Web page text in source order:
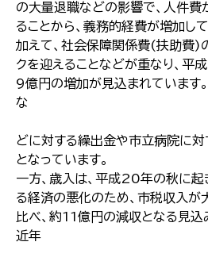
の大量退職などの影響で、人件費
ることから、義務的経費が増加して
加えて、社会保障関係費(扶助費)
クを迎えることなどが重なり、平
9億円の増加が見込まれています
な
どに対する繰出金や市立病院に
となっています。
一方、歳入は、平成20年の秋に
る経済の悪化のため、市税収入が
比べ、約11億円の減収となる見込
近年